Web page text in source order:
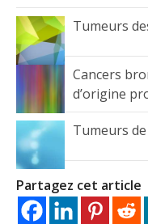
Tumeurs
Cancers
d’origine
Tumeurs
Partagez cet article